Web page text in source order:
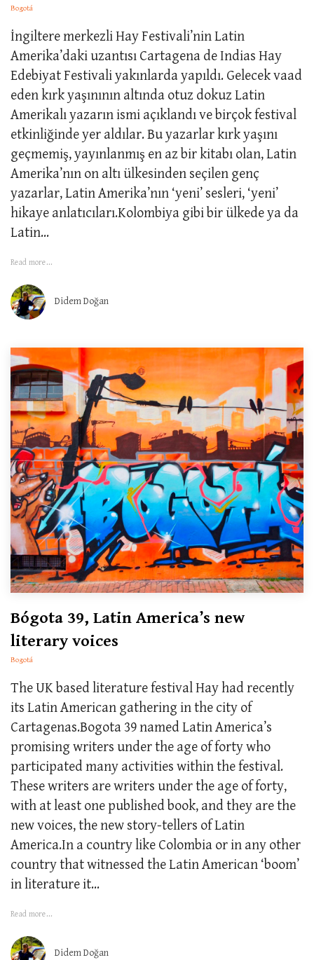
Bogotá
İngiltere merkezli Hay Festivali’nin Latin
Amerika’daki uzantısı Cartagena de Indias Hay
Edebiyat Festivali yakınlarda yapıldı. Gelecek vaad
eden kırk yaşınının altında otuz dokuz Latin
Amerikalı yazarın ismi açıklandı ve birçok festival
etkinliğinde yer aldılar. Bu yazarlar kırk yaşını
geçmemiş, yayınlanmış en az bir kitabı olan, Latin
Amerika’nın on altı ülkesinden seçilen genç
yazarlar, Latin Amerika’nın ‘yeni’ sesleri, ‘yeni’
hikaye anlatıcıları.Kolombiya gibi bir ülkede ya da
Latin...
Read more...
Didem Doğan
Bógota 39, Latin America’s new
literary voices
Bogotá
The UK based literature festival Hay had recently
its Latin American gathering in the city of
Cartagenas.Bogota 39 named Latin America’s
promising writers under the age of forty who
participated many activities within the festival.
These writers are writers under the age of forty,
with at least one published book, and they are the
new voices, the new story-tellers of Latin
America.In a country like Colombia or in any other
country that witnessed the Latin American ‘boom’
in literature it...
Read more...
Didem Doğan